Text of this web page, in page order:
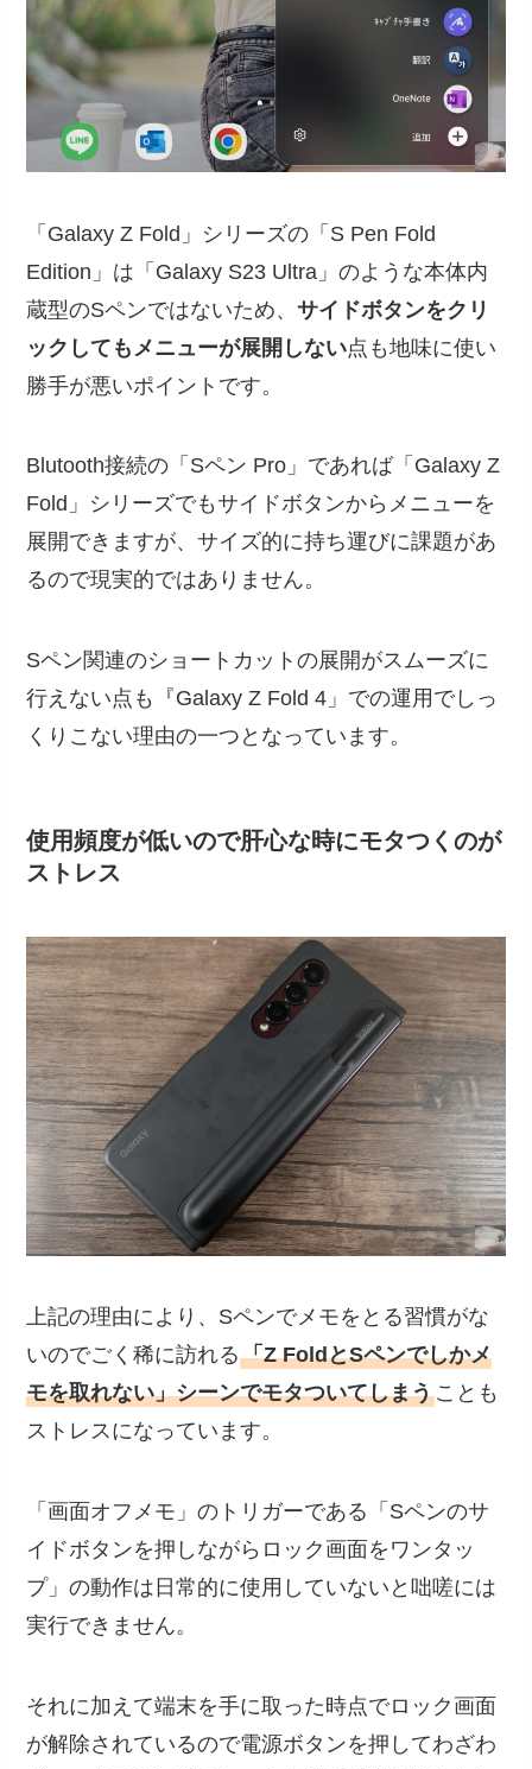
「Galaxy Z Fold」シリーズの「S Pen Fold
Edition」は「Galaxy S23 Ultra」のような本体内
蔵型のSペンではないため、サイドボタンをクリ
ックしてもメニューが展開しない点も地味に使い
勝手が悪いポイントです。
Blutooth接続の「Sペン Pro」であれば「Galaxy Z
Fold」シリーズでもサイドボタンからメニューを
展開できますが、サイズ的に持ち運びに課題があ
るので現実的ではありません。
Sペン関連のショートカットの展開がスムーズに
行えない点も『Galaxy Z Fold 4」での運用でしっ
くりこない理由の一つとなっています。
使用頻度が低いので肝心な時にモタつくのが
ストレス
上記の理由により、Sペンでメモをとる習慣がな
いのでごく稀に訪れる「Z FoldとSペンでしかメ
モを取れない」シーンでモタついてしまうことも
ストレスになっています。
「画面オフメモ」のトリガーである「Sペンのサ
イドボタンを押しながらロック画面をワンタッ
プ」の動作は日常的に使用していないと咄嗟には
実行できません。
それに加えて端末を手に取った時点でロック画面
が解除されているので電源ボタンを押してわざわ